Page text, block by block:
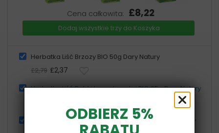
Cena całkowita: £8,22
Dodaj wszystkie trzy do Koszyka
Herbatka Liść Brzozy BIO 50g Dary Natury
£2,79 £2,37
Herbatka Liść Babki Lancetowatej BIO 25g Dary Natury
Herbata ekologiczna Kwiat Lipy EKO 30g Dary Natury
ODBIERZ 5%